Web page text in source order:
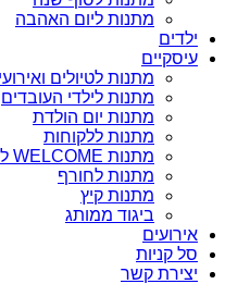
מתנות ליום האהבה
ילדים
עיסקיים
מתנות לטיולים
מתנות לילדי העובדים
מתנות יום הולדת
מתנות ללקוחות
מתנות WELCOME לעובדים
מתנות לחורף
מתנות קיץ
ביגוד ממותג
אירועים
סל קניות
יצירת קשר